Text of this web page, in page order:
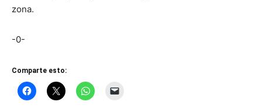
zona.
-0-
Comparte esto: